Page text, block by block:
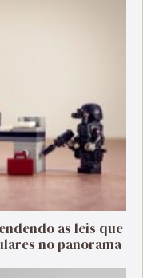
as leis que
no panorama